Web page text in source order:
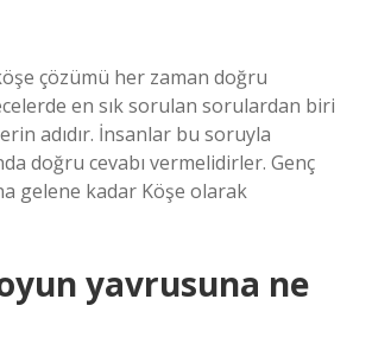
çözümü her zaman doğru
en sık sorulan sorulardan biri
adıdır. İnsanlar bu soruyla
doğru cevabı vermelidirler. Genç
gelene kadar Köşe olarak
yavrusuna ne